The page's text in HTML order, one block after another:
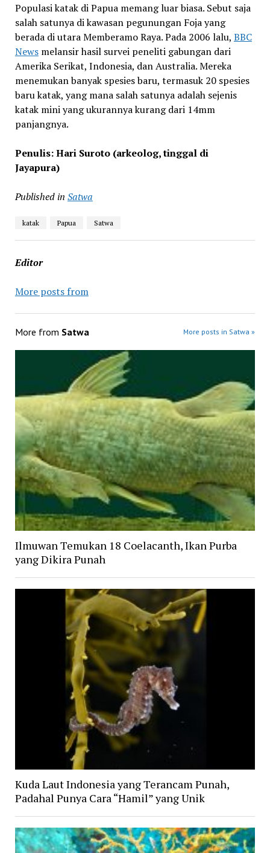
Populasi katak di Papua memang luar biasa. Sebut saja
salah satunya di kawasan pegunungan Foja yang
berada di utara Memberamo Raya. Pada 2006 lalu, BBC
Newsmelansir hasil survei peneliti gabungan dari
Amerika Serikat, Indonesia, dan Australia. Mereka
menemukan banyak spesies baru, termasuk 20 spesies
baru katak, yang mana salah satunya adalah sejenis
katak mini yang ukurannya kurang dari 14mm
panjangnya.
Penulis: Hari Suroto (arkeolog, tinggal di
Jayapura)
Published in Satwa
katak Papua Satwa
Editor
More posts from
More from Satwa More posts in Satwa »
Ilmuwan Temukan 18 Coelacanth, Ikan Purba
yang Dikira Punah
Kuda Laut Indonesia yang Terancam Punah,
Padahal Punya Cara “Hamil” yang Unik